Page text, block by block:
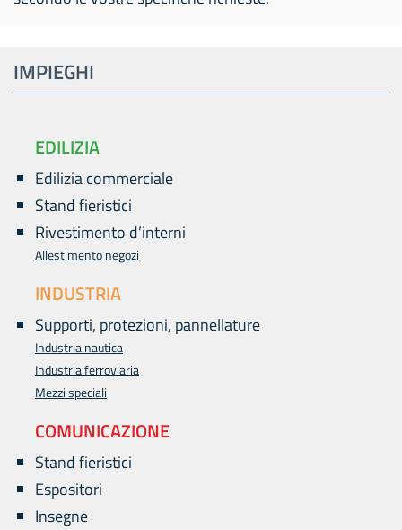
IMPIEGHI
EDILIZIA
Edilizia commerciale
Stand fieristici
Rivestimento d’interni
Allestimento negozi
INDUSTRIA
Supporti, protezioni, pannellature
Industria nautica
Industria ferroviaria
Mezzi speciali
COMUNICAZIONE
Stand fieristici
Espositori
Insegne